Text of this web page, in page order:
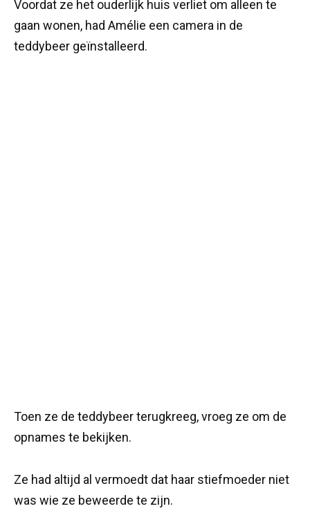
Voordat ze het ouderlijk huis verliet om alleen te
gaan wonen, had Amélie een camera in de
teddybeer geïnstalleerd.
Toen ze de teddybeer terugkreeg, vroeg ze om de
opnames te bekijken.
Ze had altijd al vermoedt dat haar stiefmoeder niet
was wie ze beweerde te zijn.